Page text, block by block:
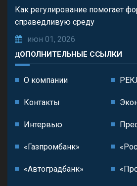
Как регулирование помогает
справедливую среду
июн 01, 2026
ДОПОЛНИТЕЛЬНЫЕ ССЫЛКИ
О компании
Контакты
Интервью
«Газпромбанк»
«Автоградбанк»